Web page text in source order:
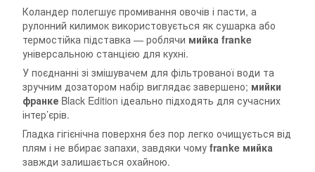
Коландер полегшує промивання овочів і пасти, а
рулонний килимок використовується як сушарка або
термостійка підставка — роблячи мийка franke
універсальною станцією для кухні.
У поєднанні зі змішувачем для фільтрованої води та
зручним дозатором набір виглядає завершено; мийки
франке Black Edition ідеально підходять для сучасних
інтер’єрів.
Гладка гігієнічна поверхня без пор легко очищується від
плям і не вбирає запахи, завдяки чому franke мийка
завжди залишається охайною.